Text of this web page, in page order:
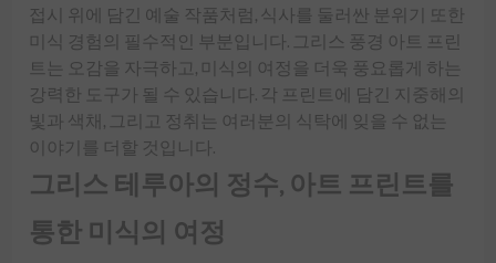
접시 위에 담긴 예술 작품처럼, 식사를 둘러싼 분위기 또한
미식 경험의 필수적인 부분입니다. 그리스 풍경 아트 프린
트는 오감을 자극하고, 미식의 여정을 더욱 풍요롭게 하는
강력한 도구가 될 수 있습니다. 각 프린트에 담긴 지중해의
빛과 색채, 그리고 정취는 여러분의 식탁에 잊을 수 없는
이야기를 더할 것입니다.
그리스 테루아의 정수, 아트 프린트를
통한 미식의 여정